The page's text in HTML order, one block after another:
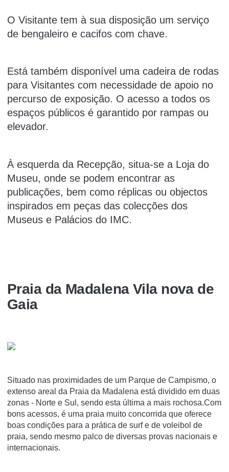
O Visitante tem à sua disposição um serviço
de bengaleiro e cacifos com chave.
Está também disponível uma cadeira de rodas
para Visitantes com necessidade de apoio no
percurso de exposição. O acesso a todos os
espaços públicos é garantido por rampas ou
elevador.
À esquerda da Recepção, situa-se a Loja do
Museu, onde se podem encontrar as
publicações, bem como réplicas ou objectos
inspirados em peças das colecções dos
Museus e Palácios do IMC.
Praia da Madalena Vila nova de
Gaia
Situado nas proximidades de um Parque de Campismo, o
extenso areal da Praia da Madalena está dividido em duas
zonas - Norte e Sul, sendo esta última a mais rochosa.Com
bons acessos, é uma praia muito concorrida que oferece
boas condições para a prática de surf e de voleibol de
praia, sendo mesmo palco de diversas provas nacionais e
internacionais.